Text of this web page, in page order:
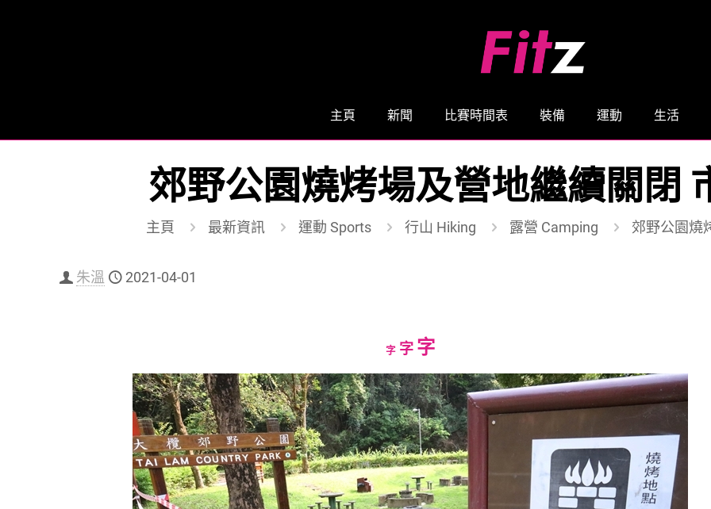
主頁 新聞 比賽時間表 裝備 運動 生活
郊野公園燒烤場及營地繼續關閉
主頁 最新資訊 運動 Sports 行山 Hiking 露營 Camping 郊野公園燒
朱溫 2021-04-01
字Decrease
size.
字Reset
size.
字Increase
font
size.